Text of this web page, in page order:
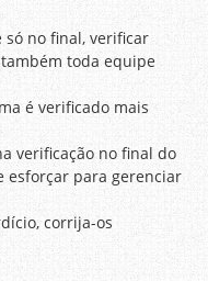
no final, verificar
toda equipe
é verificado mais
verificação no final do
esforçar para gerenciar
corrija-os